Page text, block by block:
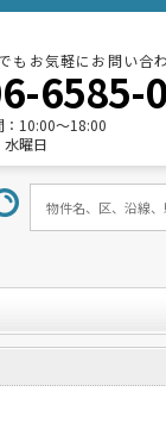
もお気軽にお問い合
6585-
10:00～18:00
水曜日